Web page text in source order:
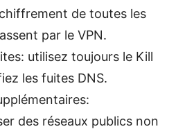
de toutes les
par le VPN.
utilisez toujours le Kill
les fuites DNS.
des réseaux publics non